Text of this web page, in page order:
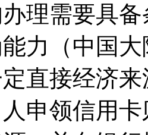
理需要具
力（中国
直接经济
申领信用